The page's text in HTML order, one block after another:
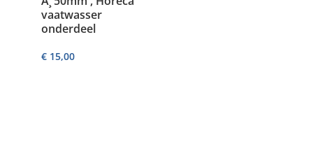
vaatwasser
onderdeel
€15,00